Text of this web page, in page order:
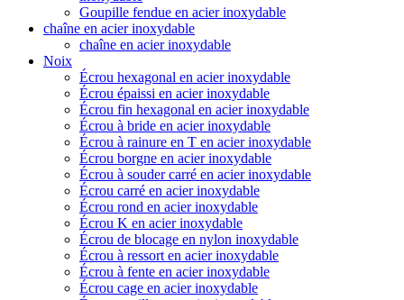
Goupille fendue en acier inoxydable
chaîne en acier inoxydable
chaîne en acier inoxydable
Noix
Écrou hexagonal en acier inoxydable
Écrou épaissi en acier inoxydable
Écrou fin hexagonal en acier inoxydable
Écrou à bride en acier inoxydable
Écrou à rainure en T en acier inoxydable
Écrou borgne en acier inoxydable
Écrou à souder carré en acier inoxydable
Écrou carré en acier inoxydable
Écrou rond en acier inoxydable
Écrou K en acier inoxydable
Écrou de blocage en nylon inoxydable
Écrou à ressort en acier inoxydable
Écrou à fente en acier inoxydable
Écrou cage en acier inoxydable